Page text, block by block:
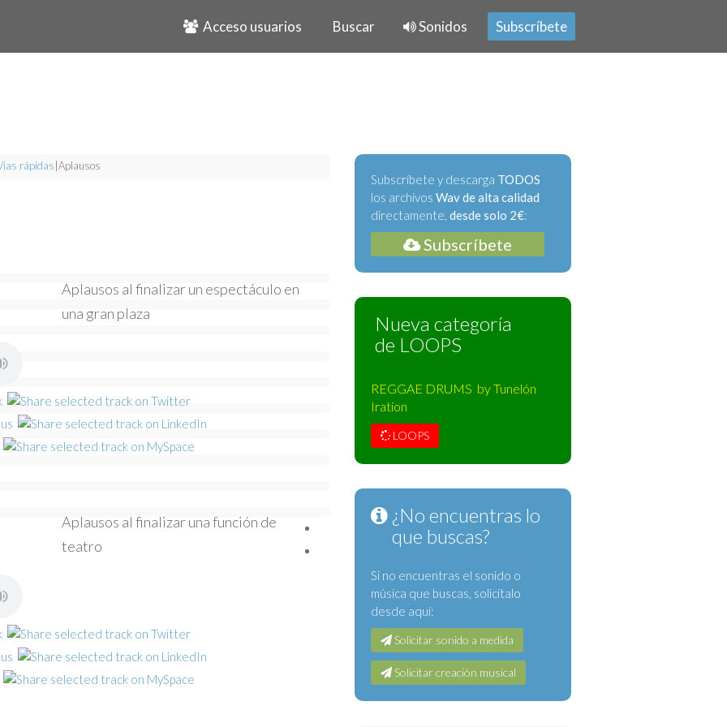
Acceso usuarios Buscar Sonidos Subscríbete
rápidas Aplausos
Aplausos al finalizar un espectáculo en
una gran plaza
Aplausos al finalizar una función de
teatro
Subscríbete y descarga TODOS
los archivos Wav de alta calidad
directamente, desde solo 2€:
Subscríbete
Nueva categoría
de LOOPS
REGGAE DRUMS by Tunelón
Iration
LOOPS
¿No encuentras lo
que buscas?
Si no encuentras el sonido o
música que buscas, solicítalo
desde aquí:
Solicitar sonido a medida
Solicitar creación musical